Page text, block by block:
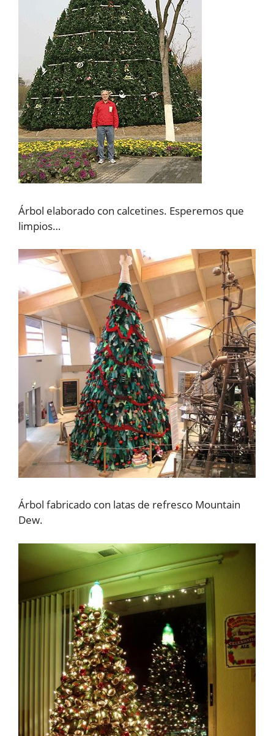
Árbol elaborado con calcetines. Esperemos que
limpios…
Árbol fabricado con latas de refresco Mountain
Dew.